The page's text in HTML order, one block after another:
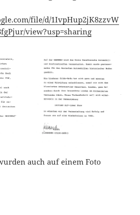
file/d/1IvpHup2jK8zzvW
view?usp=sharing
auch auf einem Foto